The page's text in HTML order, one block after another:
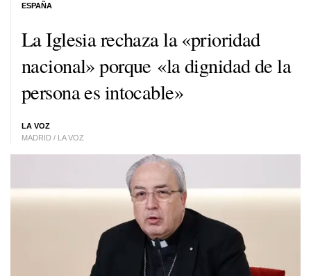
La Iglesia rechaza la «prioridad
nacional» porque «la dignidad de la
persona es intocable»
LA VOZ
MADRID / LA VOZ
ESPAÑA